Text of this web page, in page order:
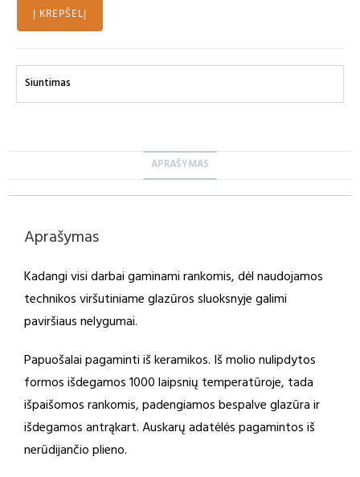
Į KREPŠELĮ
Siuntimas
APRAŠYMAS
Aprašymas
Kadangi visi darbai gaminami rankomis, dėl naudojamos
technikos viršutiniame glazūros sluoksnyje galimi
paviršiaus nelygumai.
Papuošalai pagaminti iš keramikos. Iš molio nulipdytos
formos išdegamos 1000 laipsnių temperatūroje, tada
išpaišomos rankomis, padengiamos bespalve glazūra ir
išdegamos antrąkart. Auskarų adatėlės pagamintos iš
nerūdijančio plieno.